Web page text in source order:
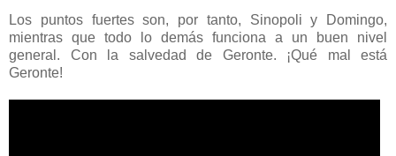
Los puntos fuertes son, por tanto, Sinopoli y Domingo,
mientras que todo lo demás funciona a un buen nivel
general. Con la salvedad de Geronte. ¡Qué mal está
Geronte!